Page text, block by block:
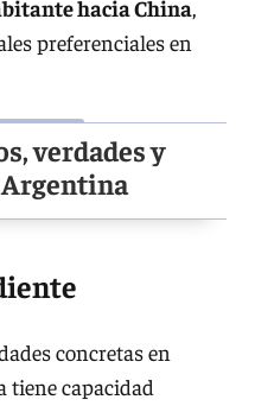
hacia China,
preferenciales en
verdades y
concretas en
tiene capacidad